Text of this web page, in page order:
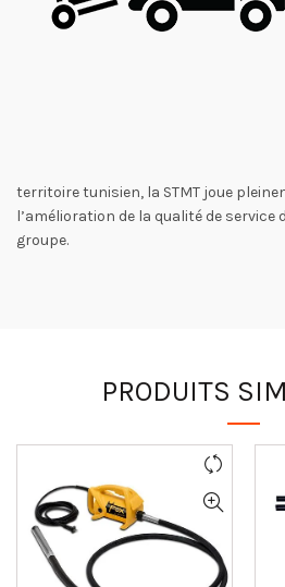
territoire tunisien, la STMT joue
l’amélioration de la qualité de service
groupe.
PRODUITS